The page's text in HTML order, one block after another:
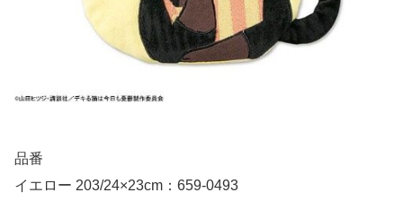
品番
イエロー 203/24×23cm：659-0493